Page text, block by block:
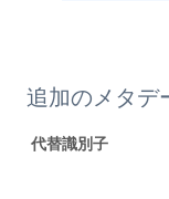
追加のメタデ
代替識別子